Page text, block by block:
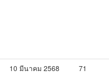
10 มีนาคม 2568 71